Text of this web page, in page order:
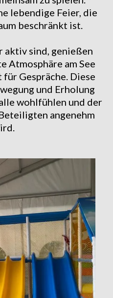
lebendige Feier, die
beschränkt ist.
aktiv sind, genießen
Atmosphäre am See
Gespräche. Diese
und Erholung
wohlfühlen und der
angenehm